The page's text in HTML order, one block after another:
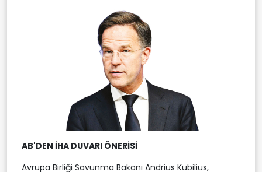
AB'DEN İHA DUVARI ÖNERİSİ
Avrupa Birliği Savunma Bakanı Andrius Kubilius,